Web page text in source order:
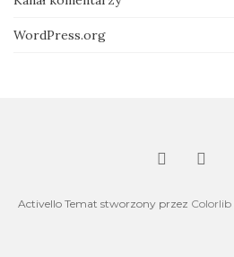
WordPress.org
Activello Temat stworzony przez Colorlib